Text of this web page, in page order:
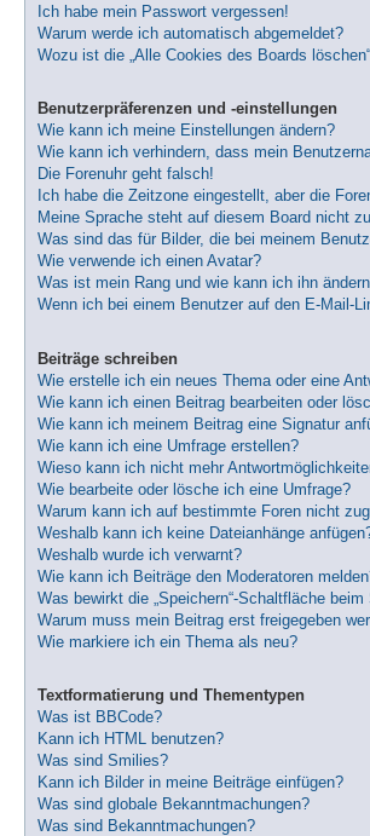
Ich habe mein Passwort vergessen!
Warum werde ich automatisch abgemeldet?
Wozu ist die „Alle Cookies des Boards
Benutzerpräferenzen und -einstellungen
Wie kann ich meine Einstellungen ändern?
Wie kann ich verhindern, dass mein
Die Forenuhr geht falsch!
Ich habe die Zeitzone eingestellt, aber die
Meine Sprache steht auf diesem Board nicht
Was sind das für Bilder, die bei meinem
Wie verwende ich einen Avatar?
Was ist mein Rang und wie kann ich ihn
Wenn ich bei einem Benutzer auf den E-Mail-
Beiträge schreiben
Wie erstelle ich ein neues Thema oder eine
Wie kann ich einen Beitrag bearbeiten oder
Wie kann ich meinem Beitrag eine Signatur
Wie kann ich eine Umfrage erstellen?
Wieso kann ich nicht mehr
Wie bearbeite oder lösche ich eine Umfrage?
Warum kann ich auf bestimmte Foren nicht
Weshalb kann ich keine Dateianhänge
Weshalb wurde ich verwarnt?
Wie kann ich Beiträge den Moderatoren
Was bewirkt die „Speichern“-Schaltfläche
Warum muss mein Beitrag erst freigegeben
Wie markiere ich ein Thema als neu?
Textformatierung und Thementypen
Was ist BBCode?
Kann ich HTML benutzen?
Was sind Smilies?
Kann ich Bilder in meine Beiträge einfügen?
Was sind globale Bekanntmachungen?
Was sind Bekanntmachungen?